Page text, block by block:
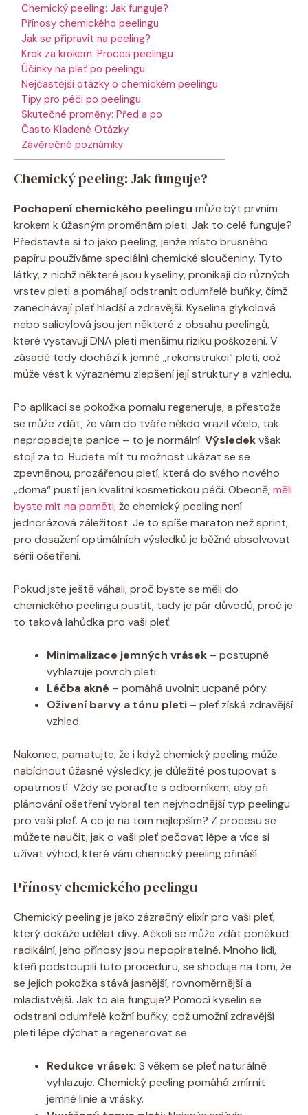
Chemický peeling: Jak funguje?
Přínosy chemického peelingu
Jak se připravit na peeling?
Krok za krokem: Proces peelingu
Účinky na pleť po peelingu
Nejčastější otázky o chemickém peelingu
Tipy pro péči po peelingu
Skutečné proměny: Před a po
Často Kladené Otázky
Závěrečné poznámky
Chemický peeling: Jak funguje?
Pochopení chemického peelingu může být prvním
krokem k úžasným proměnám pleti. Jak to celé funguje?
Představte si to jako peeling, jenže místo brusného
papíru používáme speciální chemické sloučeniny. Tyto
látky, z nichž některé jsou kyseliny, pronikají do různých
vrstev pleti a pomáhají odstranit odumřelé buňky, čímž
zanechávají pleť hladší a zdravější. Kyselina glykolová
nebo salicylová jsou jen některé z obsahu peelingů,
které vystavují DNA pleti menšímu riziku poškození. V
zásadě tedy dochází k jemné „rekonstrukci“ pleti, což
může vést k výraznému zlepšení její struktury a vzhledu.
Po aplikaci se pokožka pomalu regeneruje, a přestože
se může zdát, že vám do tváře někdo vrazil včelo, tak
nepropadejte panice – to je normální. Výsledekvšak
stojí za to. Budete mít tu možnost ukázat se se
zpevněnou, prozářenou pletí, která do svého nového
„doma“ pustí jen kvalitní kosmetickou péči. Obecně,měli
byste mít na paměti, že chemický peeling není
jednorázová záležitost. Je to spíše maraton než sprint;
pro dosažení optimálních výsledků je běžné absolvovat
sérii ošetření.
Pokud jste ještě váhali, proč byste se měli do
chemického peelingu pustit, tady je pár důvodů, proč je
to taková lahůdka pro vaši pleť:
Minimalizace jemných vrásek – postupně
vyhlazuje povrch pleti.
Léčba akné – pomáhá uvolnit ucpané póry.
Oživení barvy a tónu pleti – pleť získá zdravější
vzhled.
Nakonec, pamatujte, že i když chemický peeling může
nabídnout úžasné výsledky, je důležité postupovat s
opatrností. Vždy se poraďte s odborníkem, aby při
plánování ošetření vybral ten nejvhodnější typ peelingu
pro vaši pleť. A co je na tom nejlepším? Z procesu se
můžete naučit, jak o vaši pleť pečovat lépe a více si
užívat výhod, které vám chemický peeling přináší.
Přínosy chemického peelingu
Chemický peeling je jako zázračný elixír pro vaši pleť,
který dokáže udělat divy. Ačkoli se může zdát poněkud
radikální, jeho přínosy jsou nepopiratelné. Mnoho lidí,
kteří podstoupili tuto proceduru, se shoduje na tom, že
se jejich pokožka stává jasnější, rovnoměrnější a
mladistvější. Jak to ale funguje? Pomocí kyselin se
odstraní odumřelé kožní buňky, což umožní zdravější
pleti lépe dýchat a regenerovat se.
Redukce vrásek: S věkem se pleť naturálně
vyhlazuje. Chemický peeling pomáhá zmírnit
jemné linie a vrásky.